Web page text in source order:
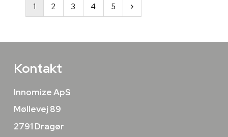
1 2 3 4 5
Kontakt
Innomize ApS
Møllevej 89
2791 Dragør